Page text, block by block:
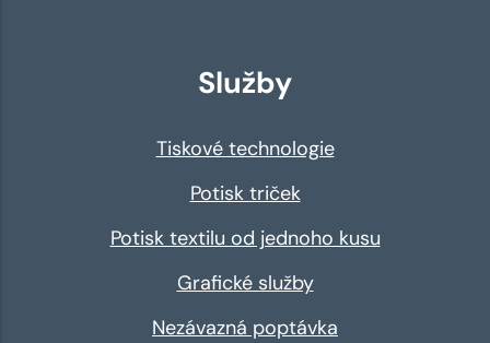
Služby
Tiskové technologie
Potisk triček
Potisk textilu od jednoho kusu
Grafické služby
Nezávazná poptávka